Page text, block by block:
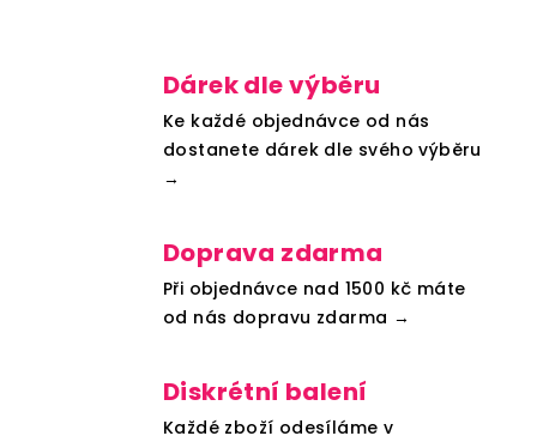
Dárek dle výběru
Ke každé objednávce od nás
dostanete dárek dle svého výběru
→
Doprava zdarma
Při objednávce nad 1500 kč máte
od nás dopravu zdarma →
Diskrétní balení
Každé zboží odesíláme v